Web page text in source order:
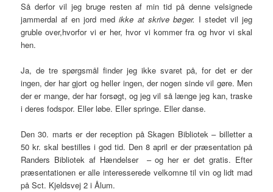
Så derfor vil jeg bruge resten af min tid på denne velsignede
jammerdal af en jord medikke at skrive bøger. I stedet vil jeg
gruble over,hvorfor vi er her, hvor vi kommer fra og hvor vi skal
hen.
Ja, de tre spørgsmål finder jeg ikke svaret på, for det er der
ingen, der har gjort og heller ingen, der nogen sinde vil gøre. Men
der er mange, der har forsøgt, og jeg vil så længe jeg kan, traske
i deres fodspor. Eller løbe. Eller springe. Eller danse.
Den 30. marts er der reception på Skagen Bibliotek – billetter a
50 kr. skal bestilles i god tid. Den 8 april er der præsentation på
Randers Bibliotek af Hændelser – og her er det gratis. Efter
præsentationen er alle interesserede velkomne til vin og lidt mad
på Sct. Kjeldsvej 2 i Ålum.